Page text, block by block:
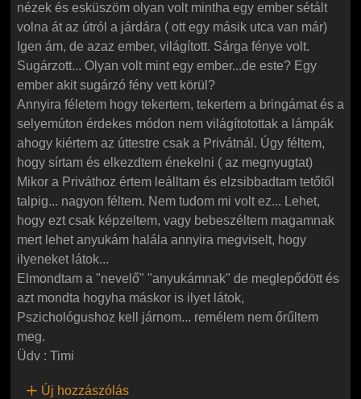
nézek és esküszöm olyan volt mintha egy ember sétált
volna át az útról a járdára ( ott egy másik utca van már)
Igen ám, de azaz ember, világított. Sárga fénye volt.
Sugárzott... Olyan volt mint egy ember...de este? Egy
ember akit sugárzó fény vett körül?
Annyira féletem hogy tekertem, tekertem a bringámat és a
selyemúton érdekes módon nem világítotottak a lámpák
ahogy kiértem az úttestre csak a Privátnál. Úgy féltem,
hogy sírtam és elkezdtem énekelni ( az megnyugtat)
Mikor a Priváthoz értem leálltam és elzsibbadtam tetőtől
talpig... nagyon féltem. Nem tudom mi volt ez... Lehet,
hogy ezt csak képzeltem, vagy bebeszéltem magamnak
mert lehet anyukám halála annyira megviselt, hogy
ilyeneket látok...
Elmondtam a "nevelő" "anyukámnak" de meglepődött és
azt mondta hogyha máskor is ilyet látok,
Pszichológushoz kell járnom... remélem nem őrűltem
meg.
Üdv : Timi
Új hozzászólás